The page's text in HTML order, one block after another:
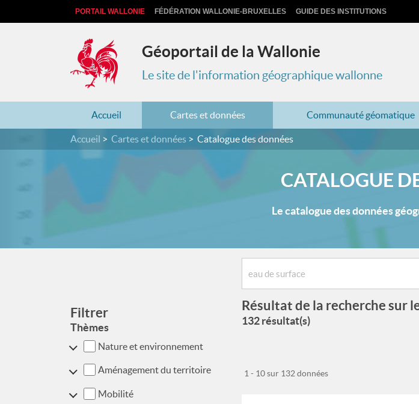
PORTAIL WALLONIE FÉDÉRATION WALLONIE-BRUXELLES GUIDE DES INSTITUTIONS
Géoportail de la Wallonie
Le site de l'information géographique wallonne
Accueil Cartes et données Communauté géomatique
Accueil Cartes et données Catalogue des données
CATALOGUE
Le catalogue des données
Filtrer
Thèmes
Nature et environnement
Aménagement du territoire
Mobilité
Résultat de la recherche sur
132 résultat(s)
1 - 10 sur 132 données